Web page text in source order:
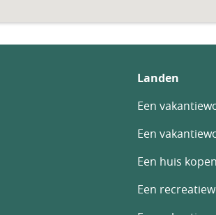
Landen
Een
Een
Een huis
Een